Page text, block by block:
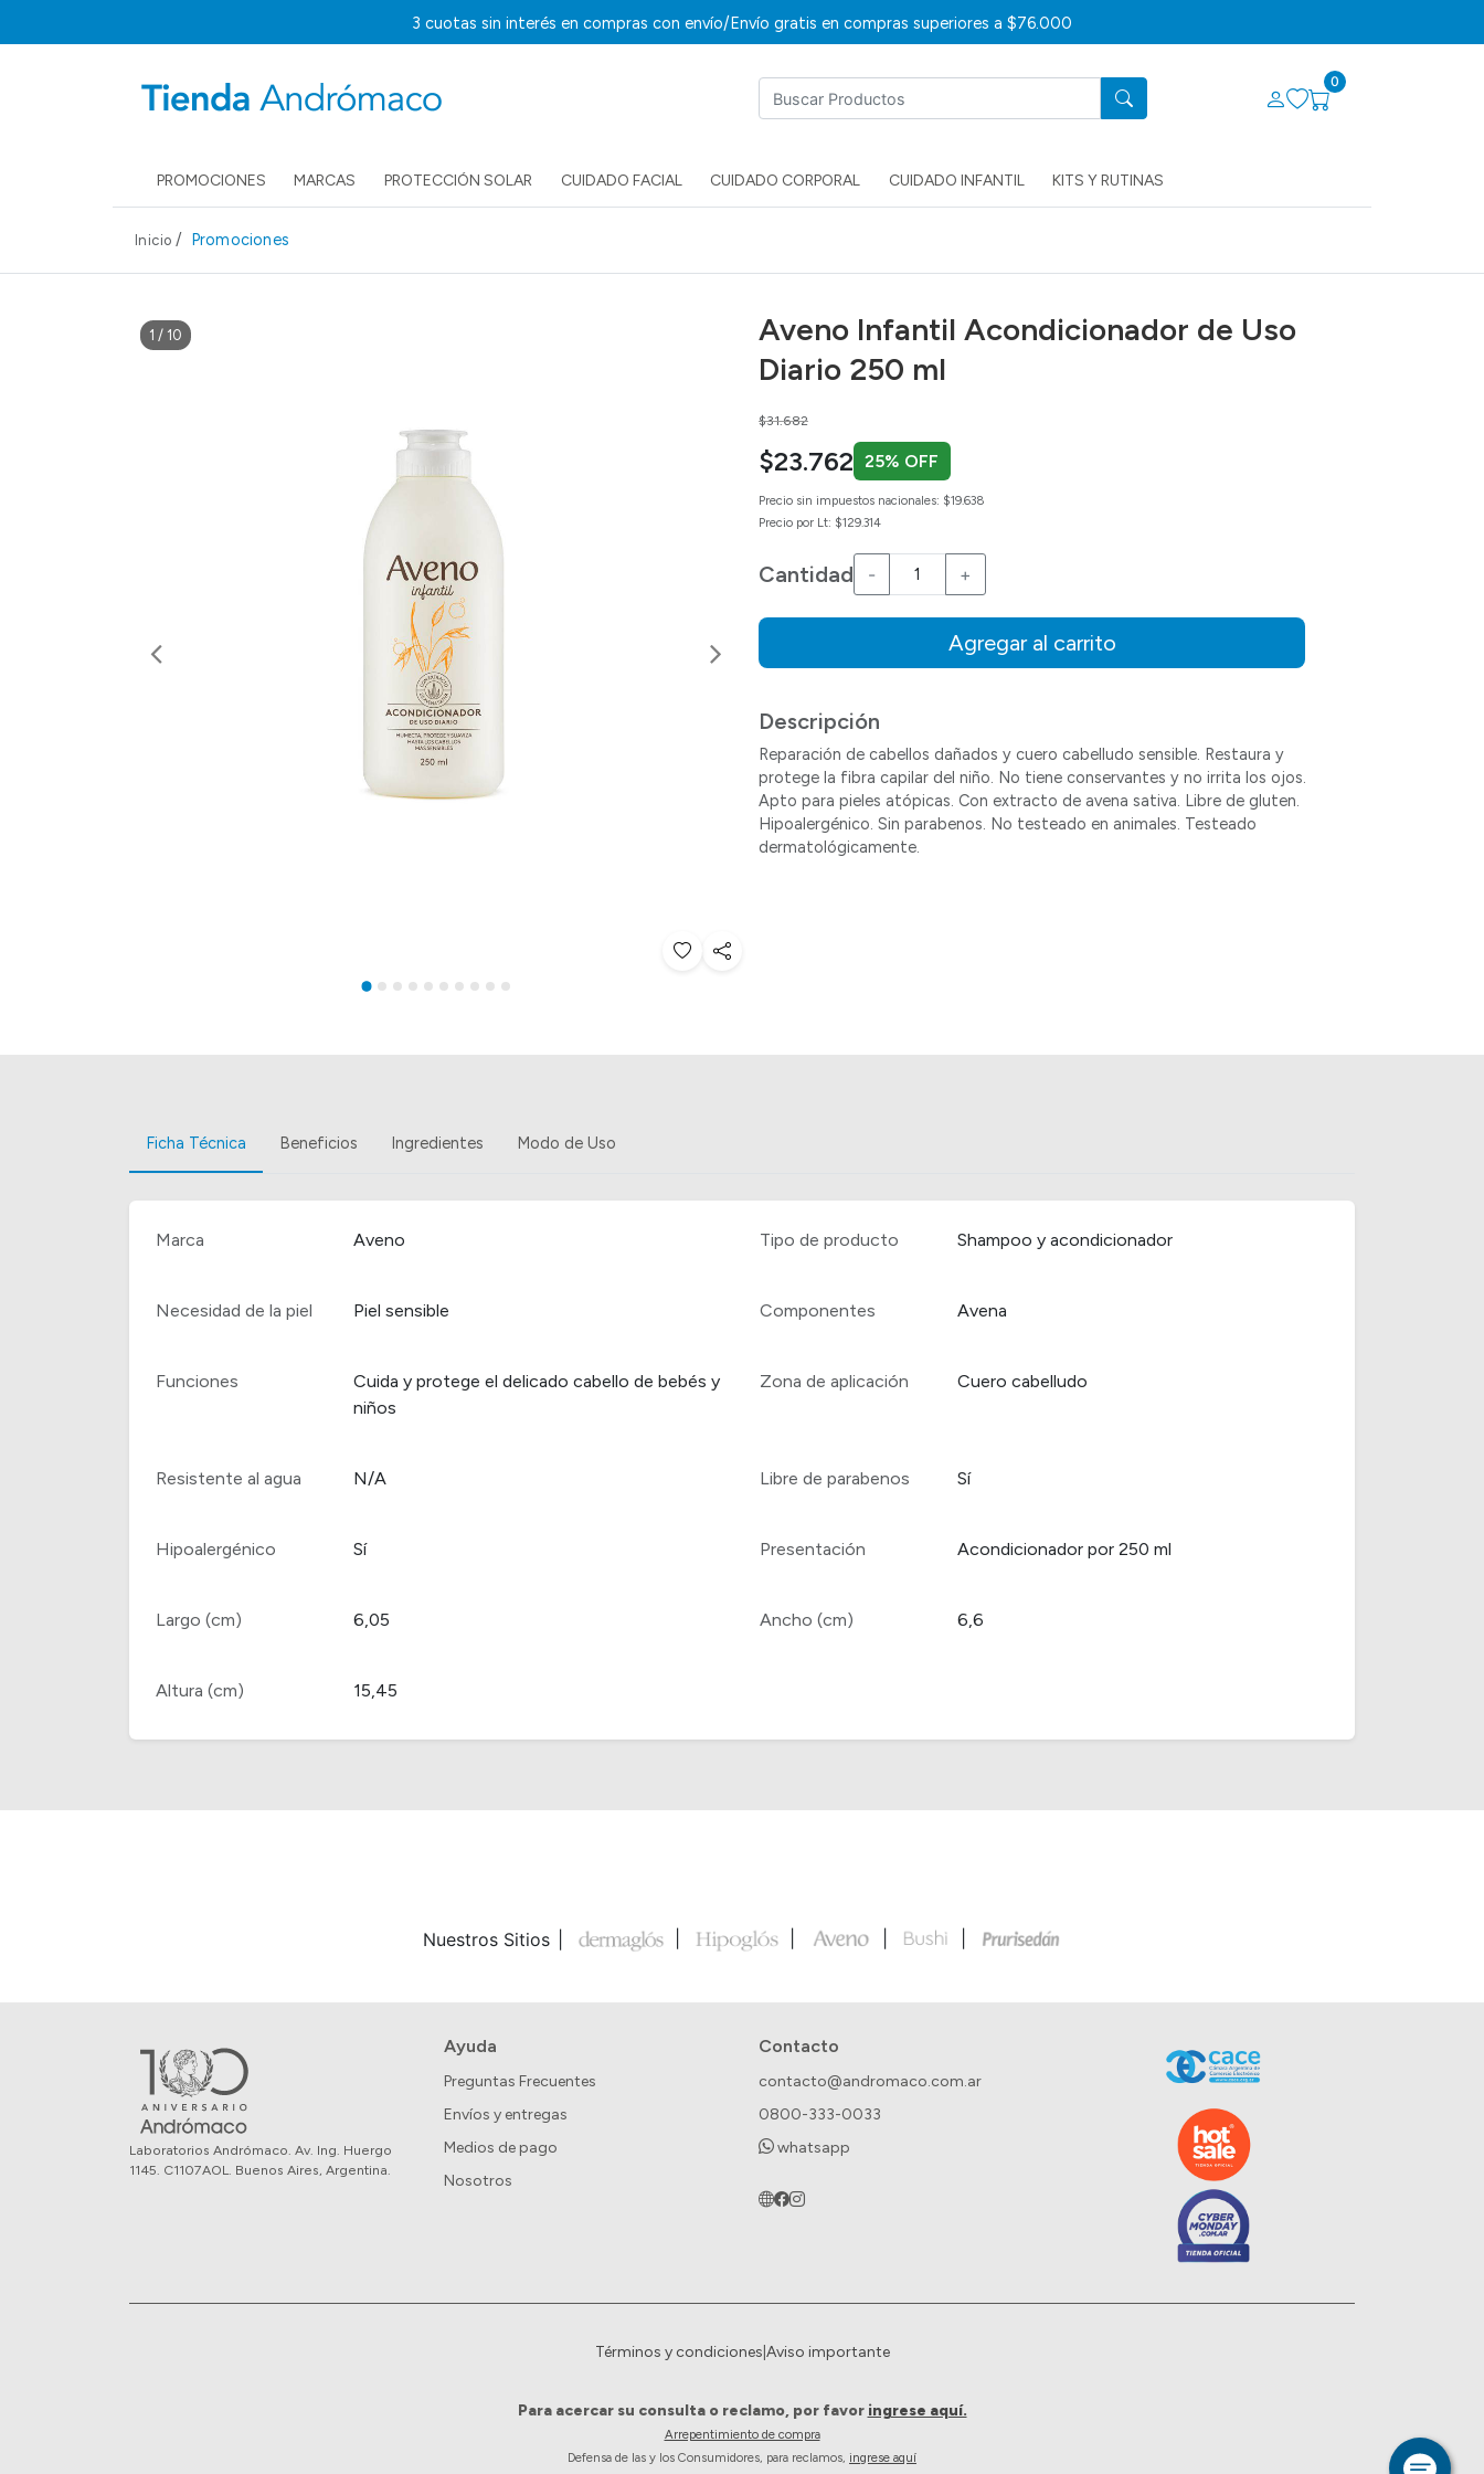
3 cuotas sin interés en compras con envío/Envío gratis en compras superiores a $76.000
0
PROMOCIONES MARCAS PROTECCIÓN SOLAR CUIDADO FACIAL CUIDADO CORPORAL CUIDADO INFANTIL KITS Y RUTINAS
Inicio / Promociones
1 / 10
Anterior Siguiente
Aveno Infantil Acondicionador de Uso
Diario 250 ml
Price reduced from
$31.682
$23.762 25% OFF
Precio sin impuestos nacionales: $19.638
Precio por Lt: $129.314
Cantidad - +
Agregar al carrito
Descripción
Reparación de cabellos dañados y cuero cabelludo sensible. Restaura y
protege la fibra capilar del niño. No tiene conservantes y no irrita los ojos.
Apto para pieles atópicas. Con extracto de avena sativa. Libre de gluten.
Hipoalergénico. Sin parabenos. No testeado en animales. Testeado
dermatológicamente.
Ficha Técnica Beneficios Ingredientes Modo de Uso
Marca Aveno Tipo de producto Shampoo y acondicionador
Necesidad de la piel Piel sensible Componentes Avena
Funciones
Cuida y protege el delicado cabello de bebés y
niños
Zona de aplicación Cuero cabelludo
Resistente al agua N/A Libre de parabenos Sí
Hipoalergénico Sí Presentación Acondicionador por 250 ml
Largo (cm) 6,05 Ancho (cm) 6,6
Altura (cm) 15,45
Nuestros Sitios
Laboratorios Andrómaco. Av. Ing. Huergo
1145. C1107AOL. Buenos Aires, Argentina.
Ayuda
Preguntas Frecuentes
Envíos y entregas
Medios de pago
Nosotros
Contacto
contacto@andromaco.com.ar
0800-333-0033
whatsapp
Términos y condiciones Aviso importante
Para acercar su consulta o reclamo, por favor ingrese aquí.
Arrepentimiento de compra
Defensa de las y los Consumidores, para reclamos, ingrese aquí